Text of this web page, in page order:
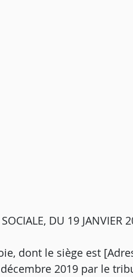
DU 19 JANVIER
dont le siège est
2019 par le